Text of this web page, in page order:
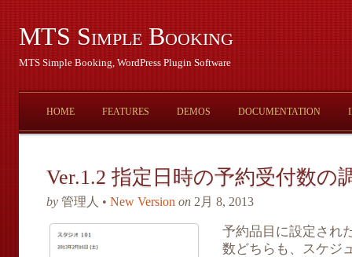
MTS Simple Booking
MTS Simple Booking, WordPress Plugin Software
HOME FEATURES DEMOS DOCUMENTATION
Ver.1.2 指定日時の予約受付数の
by 管理人 • New Version on 2月 8, 2013
予約品目に設定され
数どちらも、スケジ